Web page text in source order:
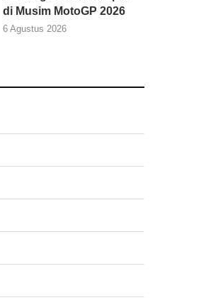
di Musim MotoGP 2026
6 Agustus 2026